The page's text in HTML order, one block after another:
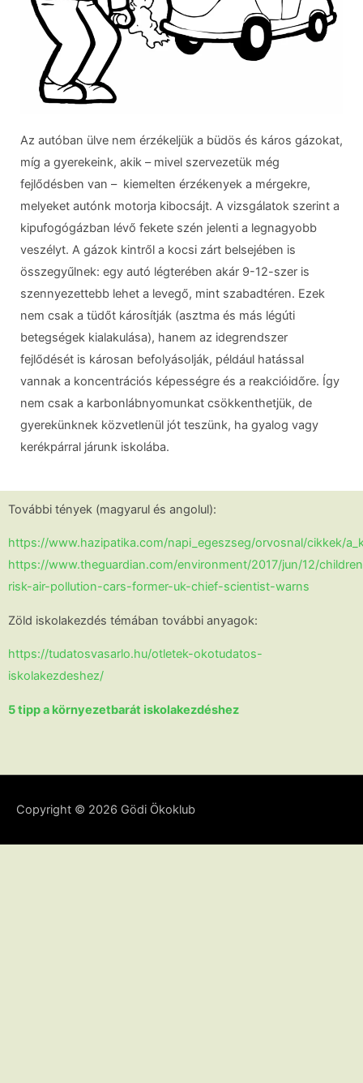
Az autóban ülve nem érzékeljük a büdös és káros gázokat,
míg a gyerekeink, akik – mivel szervezetük még
fejlődésben van – kiemelten érzékenyek a mérgekre,
melyeket autónk motorja kibocsájt. A vizsgálatok szerint a
kipufogógázban lévő fekete szén jelenti a legnagyobb
veszélyt. A gázok kintről a kocsi zárt belsejében is
összegyűlnek: egy autó légterében akár 9-12-szer is
szennyezettebb lehet a levegő, mint szabadtéren. Ezek
nem csak a tüdőt károsítják (asztma és más légúti
betegségek kialakulása), hanem az idegrendszer
fejlődését is károsan befolyásolják, például hatással
vannak a koncentrációs képességre és a reakcióidőre. Így
nem csak a karbonlábnyomunkat csökkenthetjük, de
gyerekünknek közvetlenül jót teszünk, ha gyalog vagy
kerékpárral járunk iskolába.
További tények (magyarul és angolul):
https://www.hazipatika.com/napi_egeszseg/orvosnal/cikkek/
https://www.theguardian.com/environment/2017/jun/12/
risk-air-pollution-cars-former-uk-chief-scientist-warns
Zöld iskolakezdés témában további anyagok:
https://tudatosvasarlo.hu/otletek-okotudatos-
iskolakezdeshez/
5 tipp a környezetbarát iskolakezdéshez
Copyright © 2026 Gödi Ökoklub